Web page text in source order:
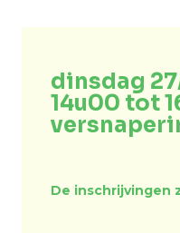
dinsdag
14u00 tot
De inschrijvingen